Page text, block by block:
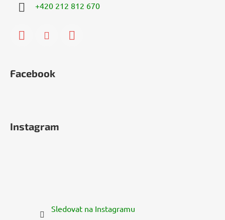
+420 212 812 670
Facebook
Instagram
Sledovat na Instagramu